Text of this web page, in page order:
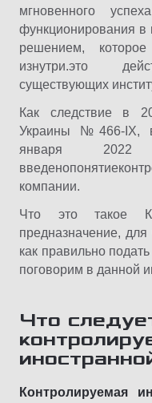
мгновенного
функционирования в
решением,
изнутри.это
существующих
Как следствие в
Украины №466-IX,
января
компании.
Что это такое
предназначение,
как правильно
поговорим в данной
Что
Контролируемая